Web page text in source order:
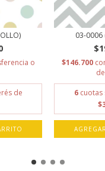
o
de
03-0006
$146.700
6 cuotas